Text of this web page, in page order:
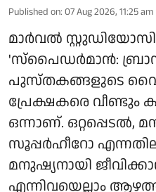
Published on: 07 Aug 2026, 11:25 am
മാർവൽ
'സ്പൈഡർമാൻ:
പുസ്തകങ്ങളുടെ
പ്രേക്ഷകരെ വീണ്ടും
ഒന്നാണ്.
സൂപ്പർഹീറോ
മനുഷ്യനായി
എന്നിവയെല്ലാം